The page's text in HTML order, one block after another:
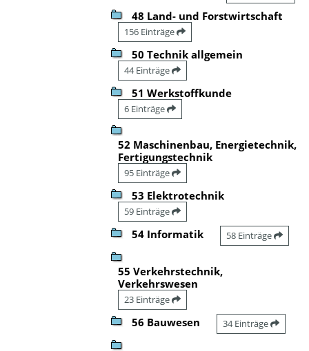
48 Land- und Forstwirtschaft
156 Einträge
50 Technik allgemein
44 Einträge
51 Werkstoffkunde
6 Einträge
52 Maschinenbau, Energietechnik,
Fertigungstechnik
95 Einträge
53 Elektrotechnik
59 Einträge
54 Informatik 58 Einträge
55 Verkehrstechnik,
Verkehrswesen
23 Einträge
56 Bauwesen 34 Einträge